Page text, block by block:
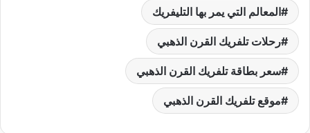
المعالم التي يمر بها التليفريك
رحلات تلفريك القرن الذهبي
سعر بطاقة تلفريك القرن الذهبي
موقع تلفريك القرن الذهبي